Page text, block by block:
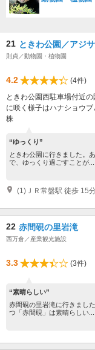
21 ときわ公園／アジ
則貞／動物園・植物園
4.2
(4件)
ときわ公園西駐車場付近
に咲く様子はハナショウ
株
“ゆっくり”
ときわ公園に行きました。
で、ゆっくり過ごすことが...
22 赤間硯の里岩滝
西万倉／産業観光施設
3.3 (3件)
“素晴らしい”
赤間硯の里岩滝に行きまし
つ「赤間硯」は素晴らしい...